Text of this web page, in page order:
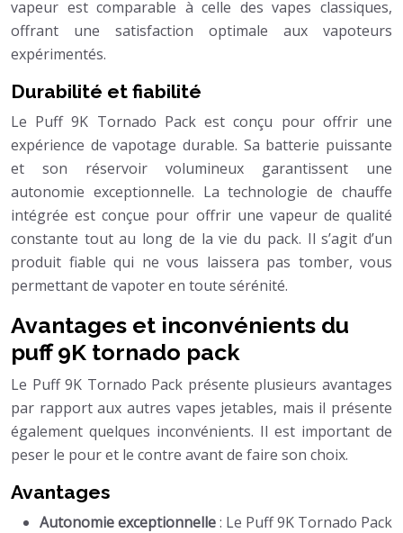
vapeur est comparable à celle des vapes classiques,
offrant une satisfaction optimale aux vapoteurs
expérimentés.
Durabilité et fiabilité
Le Puff 9K Tornado Pack est conçu pour offrir une
expérience de vapotage durable. Sa batterie puissante
et son réservoir volumineux garantissent une
autonomie exceptionnelle. La technologie de chauffe
intégrée est conçue pour offrir une vapeur de qualité
constante tout au long de la vie du pack. Il s’agit d’un
produit fiable qui ne vous laissera pas tomber, vous
permettant de vapoter en toute sérénité.
Avantages et inconvénients du
puff 9K tornado pack
Le Puff 9K Tornado Pack présente plusieurs avantages
par rapport aux autres vapes jetables, mais il présente
également quelques inconvénients. Il est important de
peser le pour et le contre avant de faire son choix.
Avantages
Autonomie exceptionnelle: Le Puff 9K Tornado Pack